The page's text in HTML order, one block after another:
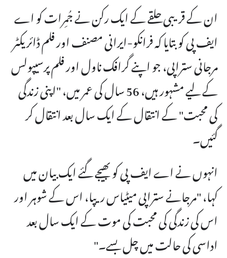
ان کے قریبی حلقے کے ایک رکن نے جُمِرات کو اے
ایف پی کو بتایا کہ فرانکو-ایرانی مصنف اور فلم ڈائریکٹر
مرجانی ستراپی، جو اپنے گرافک ناول اور فلم پرسیپولس
کے لیے مشہور ہیں، 56 سال کی عمر میں، "اپنی زندگی
کی محبت" کے انتقال کے ایک سال بعد انتقال کر
گئیں۔
انہوں نے اے ایف پی کو بھیجے گئے ایک بیان میں
کہا، "مرجانے ستراپی میٹیاس ریپا، اس کے شوہر اور
اس کی زندگی کی محبت کی موت کے ایک سال بعد
اداسی کی حالت میں چل بسے۔"